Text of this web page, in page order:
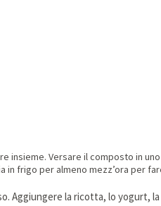
insieme. Versare il composto in uno
in frigo per almeno mezz’ora per
Aggiungere la ricotta, lo yogurt, la